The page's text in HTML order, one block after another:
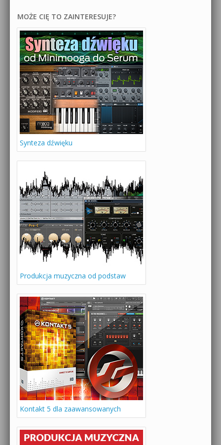
MOŻE CIĘ TO ZAINTERESUJE?
Synteza dźwięku
Produkcja muzyczna od podstaw
Kontakt 5 dla zaawansowanych